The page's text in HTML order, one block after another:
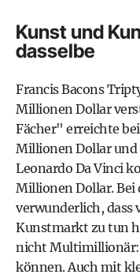
Kunst und
dasselbe
Francis Bacons
Millionen Dollar
Fächer" erreichte
Millionen Dollar
Leonardo Da Vinci
Millionen Dollar. Bei
verwunderlich, dass
Kunstmarkt zu tun
nicht
können. Auch mit